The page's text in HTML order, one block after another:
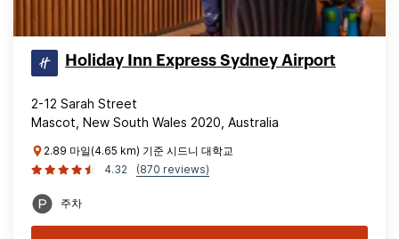
Holiday Inn Express Sydney Airport
2-12 Sarah Street
Mascot, New South Wales 2020, Australia
2.89 마일(4.65 km) 기준 시드니 대학교
4.32
(870 reviews)
주차